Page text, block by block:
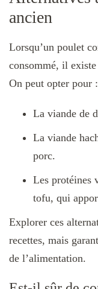
ancien
Lorsqu’un poulet
consommé, il
On peut opter pour :
La viande de
La viande
porc.
Les protéines
tofu, qui
Explorer ces
recettes, mais
de l’alimentation.